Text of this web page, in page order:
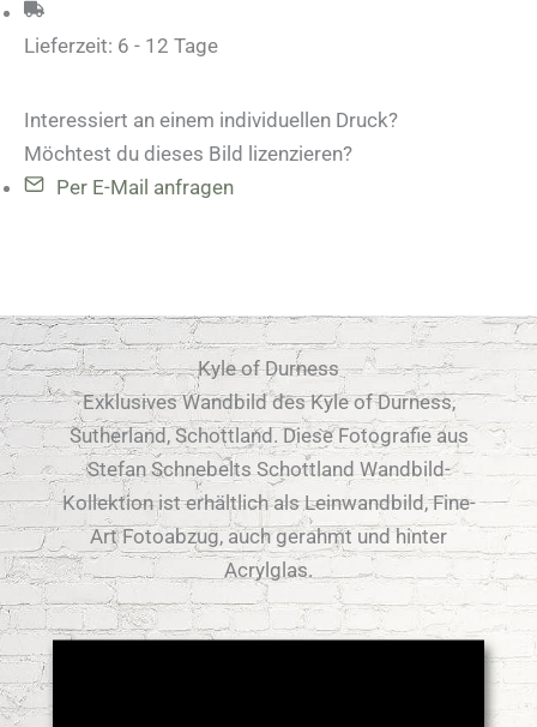
Lieferzeit: 6 - 12 Tage
Interessiert an einem individuellen Druck?
Möchtest du dieses Bild lizenzieren?
Per E-Mail anfragen
Kyle of Durness
Exklusives Wandbild des Kyle of Durness,
Sutherland, Schottland. Diese Fotografie aus
Stefan Schnebelts Schottland Wandbild-
Kollektion ist erhältlich als Leinwandbild, Fine-
Art Fotoabzug, auch gerahmt und hinter
Acrylglas.